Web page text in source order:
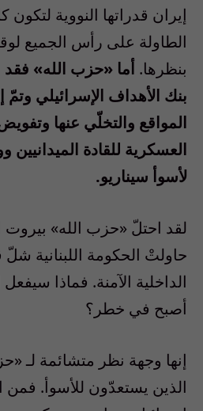
إيران قدراتها النووية
الطاولة على رأس الجميع
بنظرها. أما «حزب الله» فقد
بنك الأهداف الإسرائيلي
المواقع والتخلّي عنها
العسكرية للقادة
لأسوأ سيناريو.
حاولتْ الحكومة اللبنانية
الداخلية الآمنة. فماذا
أصبح في خطر؟
إنها وجهة نظر متشائمة لـ
الذين يستعدّون للأسوأ. فمن